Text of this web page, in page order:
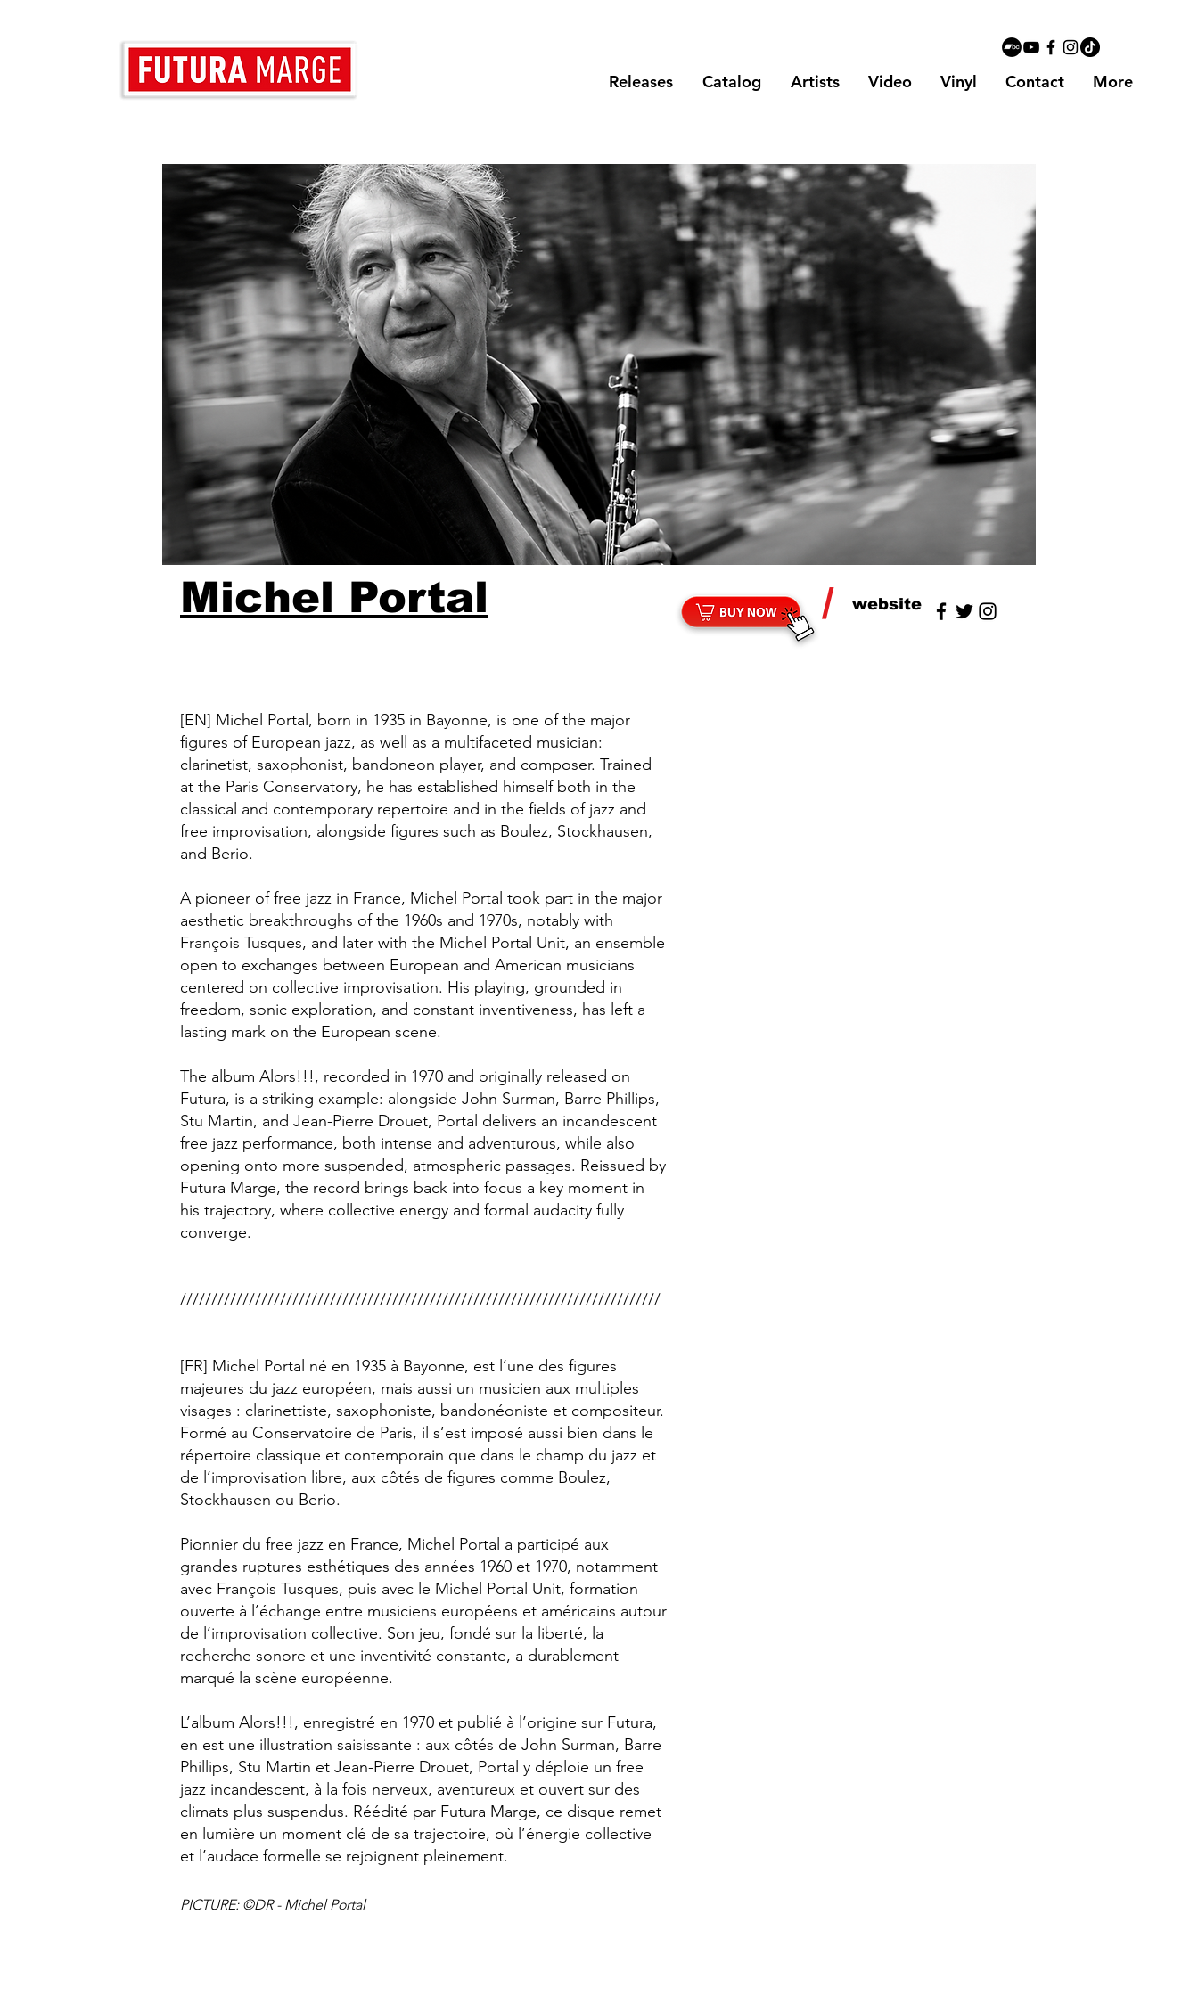
Releases Catalog Artists Video Vinyl Contact More
Michel Portal / website
[EN] Michel Portal, born in 1935 in Bayonne, is one of the major
figures of European jazz, as well as a multifaceted musician:
clarinetist, saxophonist, bandoneon player, and composer. Trained
at the Paris Conservatory, he has established himself both in the
classical and contemporary repertoire and in the fields of jazz and
free improvisation, alongside figures such as Boulez, Stockhausen,
and Berio.
A pioneer of free jazz in France, Michel Portal took part in the major
aesthetic breakthroughs of the 1960s and 1970s, notably with
François Tusques, and later with the Michel Portal Unit, an ensemble
open to exchanges between European and American musicians
centered on collective improvisation. His playing, grounded in
freedom, sonic exploration, and constant inventiveness, has left a
lasting mark on the European scene.
The album Alors!!!, recorded in 1970 and originally released on
Futura, is a striking example: alongside John Surman, Barre Phillips,
Stu Martin, and Jean-Pierre Drouet, Portal delivers an incandescent
free jazz performance, both intense and adventurous, while also
opening onto more suspended, atmospheric passages. Reissued by
Futura Marge, the record brings back into focus a key moment in
his trajectory, where collective energy and formal audacity fully
converge.
/////////////////////////////////////////////////////////////////////////////
[FR] Michel Portal né en 1935 à Bayonne, est l’une des figures
majeures du jazz européen, mais aussi un musicien aux multiples
visages : clarinettiste, saxophoniste, bandonéoniste et compositeur.
Formé au Conservatoire de Paris, il s’est imposé aussi bien dans le
répertoire classique et contemporain que dans le champ du jazz et
de l’improvisation libre, aux côtés de figures comme Boulez,
Stockhausen ou Berio.
Pionnier du free jazz en France, Michel Portal a participé aux
grandes ruptures esthétiques des années 1960 et 1970, notamment
avec François Tusques, puis avec le Michel Portal Unit, formation
ouverte à l’échange entre musiciens européens et américains autour
de l’improvisation collective. Son jeu, fondé sur la liberté, la
recherche sonore et une inventivité constante, a durablement
marqué la scène européenne.
L’album Alors!!!, enregistré en 1970 et publié à l’origine sur Futura,
en est une illustration saisissante : aux côtés de John Surman, Barre
Phillips, Stu Martin et Jean-Pierre Drouet, Portal y déploie un free
jazz incandescent, à la fois nerveux, aventureux et ouvert sur des
climats plus suspendus. Réédité par Futura Marge, ce disque remet
en lumière un moment clé de sa trajectoire, où l’énergie collective
et l’audace formelle se rejoignent pleinement.
PICTURE: ©DR -Michel Portal